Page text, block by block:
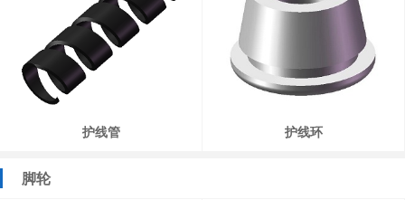
护线管 护线环
脚轮